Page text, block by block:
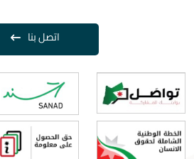
اتصل بنا